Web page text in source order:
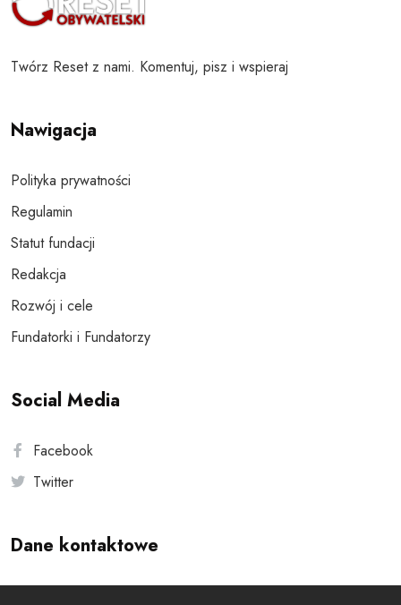
Twórz Reset z nami. Komentuj, pisz i wspieraj
Nawigacja
Polityka prywatności
Regulamin
Statut fundacji
Redakcja
Rozwój i cele
Fundatorki i Fundatorzy
Social Media
Facebook
Twitter
Dane kontaktowe